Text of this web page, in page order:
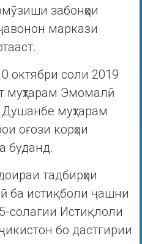
забонҳои
маркази
октябри соли 2019
муҳтарам Эмомалӣ
Душанбе муҳтарам
оғози корҳои
буданд.
тадбирҳои
ба истиқболи ҷашни
солагии Истиқлоли
бо дастгирии